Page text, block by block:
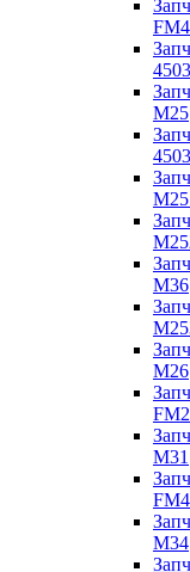
4503
M25
M36
M26
M31
M34